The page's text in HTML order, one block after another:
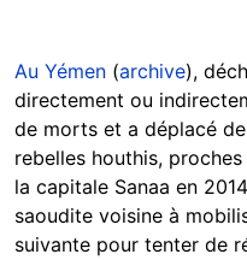
Au Yémen (archive),
directement ou
de morts et a déplacé
rebelles houthis,
la capitale Sanaa en
saoudite voisine à
suivante pour tenter de